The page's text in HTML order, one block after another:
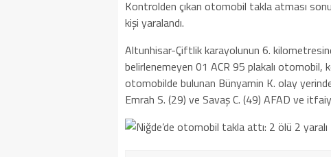
Kontrolden çıkan otomobil takla atması
kişi yaralandı.
Altunhisar-Çiftlik karayolunun 6.
belirlenemeyen 01 ACR 95 plakalı otomobil,
otomobilde bulunan Bünyamin K. olay
Emrah S. (29) ve Savaş C. (49) AFAD ve